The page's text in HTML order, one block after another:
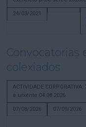
24/03/2021
Convocatorias
colexiados
ACTIVIDADE
e urxente 04.08.2026
07/08/2026
07/09/2026